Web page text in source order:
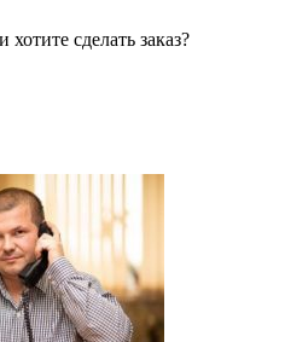
сделать заказ?